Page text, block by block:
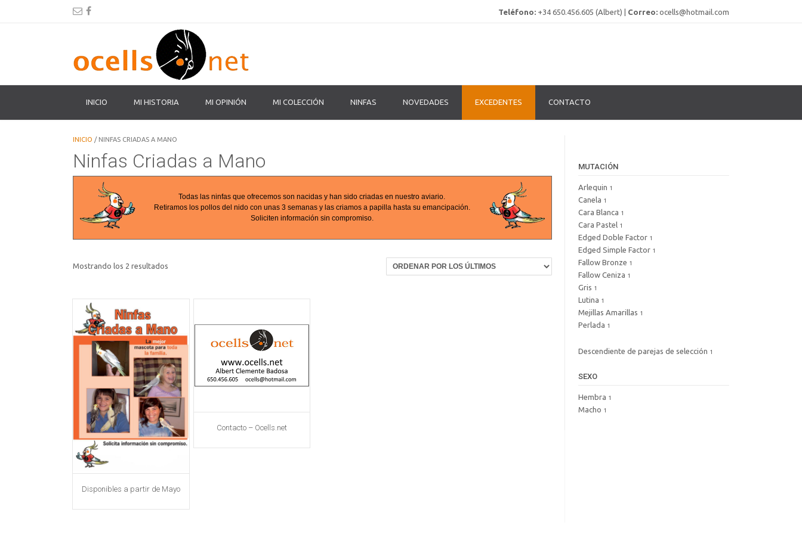
Teléfono: +34 650.456.605 (Albert) | Correo: ocells@hotmail.com
INICIO MI HISTORIA MI OPINIÓN MI COLECCIÓN NINFAS NOVEDADES EXCEDENTES CONTACTO
INICIO / NINFAS CRIADAS A MANO
Ninfas Criadas a Mano
Todas las ninfas que ofrecemos son nacidas y han sido criadas en nuestro aviario.
Retiramos los pollos del nido con unas 3 semanas y las criamos a papilla hasta su emancipación.
Soliciten información sin compromiso.
Mostrando los 2 resultados
últimos
Disponibles a partir de Mayo
Contacto – Ocells.net
MUTACIÓN
Arlequin 1
Canela 1
Cara Blanca 1
Cara Pastel 1
Edged Doble Factor 1
Edged Simple Factor 1
Fallow Bronze 1
Fallow Ceniza 1
Gris 1
Lutina 1
Mejillas Amarillas 1
Perlada 1
Descendiente de parejas de selección 1
SEXO
Hembra 1
Macho 1